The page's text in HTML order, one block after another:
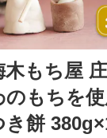
木もち屋
のもちを
き餅